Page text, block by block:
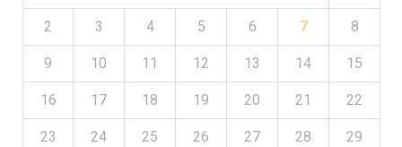
2 3 4 5 6 7 8
9 10 11 12 13 14 15
16 17 18 19 20 21 22
23 24 25 26 27 28 29